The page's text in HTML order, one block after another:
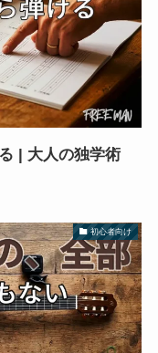
| 大人の独学術
初心者向け